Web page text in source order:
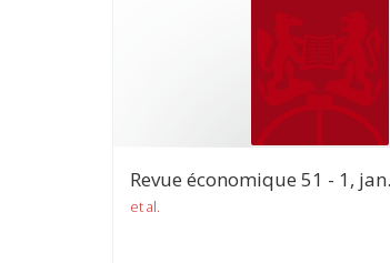
Revue économique 51 - 1,
et al.